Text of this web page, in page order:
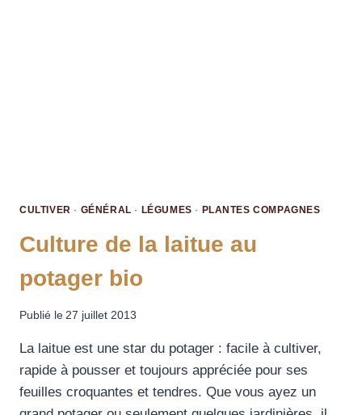
CULTIVER · GÉNÉRAL · LÉGUMES · PLANTES COMPAGNES
Culture de la laitue au
potager bio
Publié le 27 juillet 2013
La laitue est une star du potager : facile à cultiver,
rapide à pousser et toujours appréciée pour ses
feuilles croquantes et tendres. Que vous ayez un